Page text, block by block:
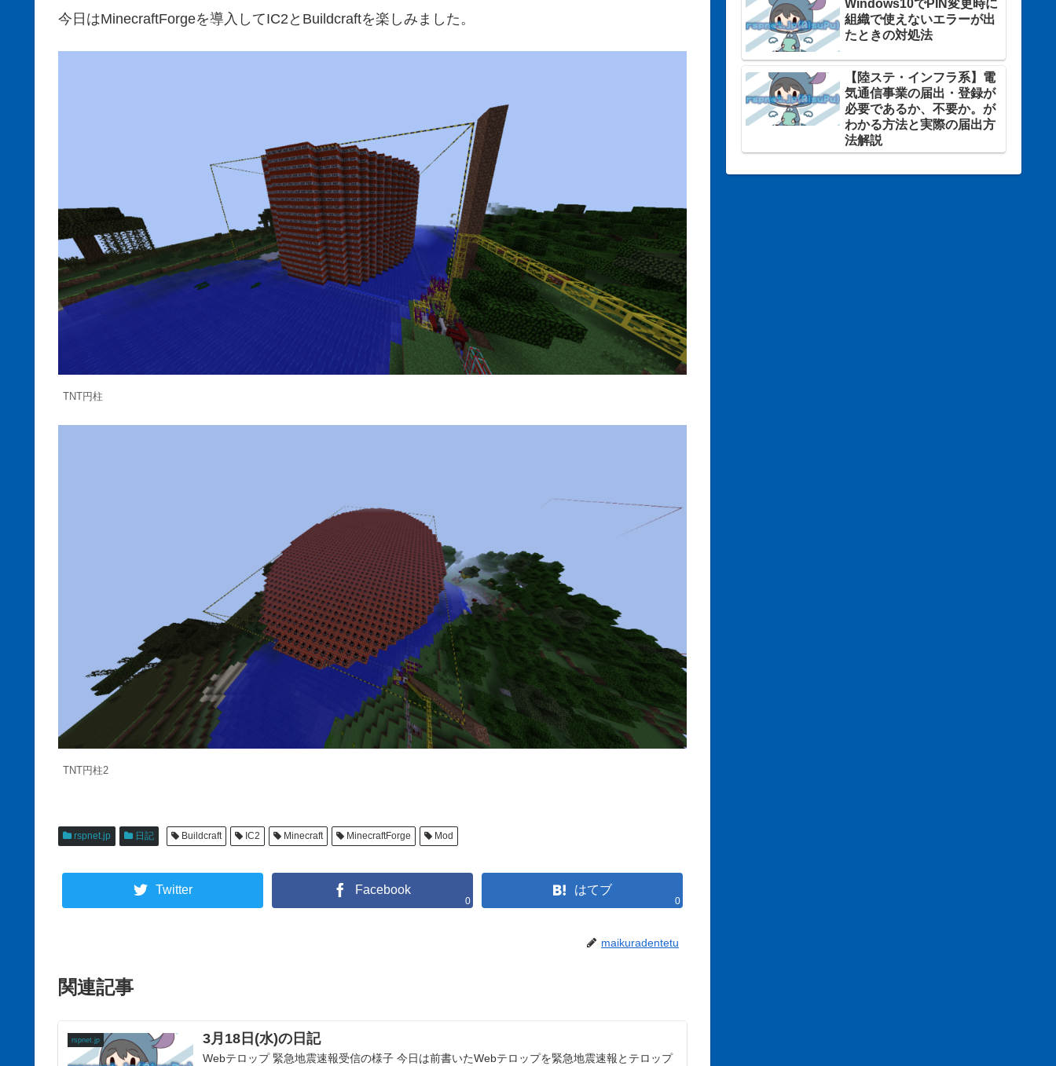
今日はMinecraftForgeを導入してIC2とBuildcraftを楽しみました。
TNT円柱
TNT円柱2
rspnet.jp 日記 Buildcraft IC2 Minecraft MinecraftForge Mod
Twitter Facebook
0
はてブ
0
maikuradentetu
関連記事
rspnet.jp 3月18日(水)の日記
Webテロップ 緊急地震速報受信の様子 今日は前書いたWebテロップを緊急地震速報とテロップ
Windows10でPIN変更時に
組織で使えないエラーが出
たときの対処法
【陸ステ・インフラ系】電
気通信事業の届出・登録が
必要であるか、不要か。が
わかる方法と実際の届出方
法解説